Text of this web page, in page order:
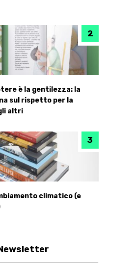
è la gentilezza: la
sul rispetto per la
altri
climatico (e